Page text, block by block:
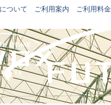
ついて ご利用案内 ご利用料金